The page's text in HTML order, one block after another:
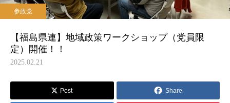
【県連】夏の党員倍増大作
戦‼
【県連】神谷宗幣代表
日に来福‼
参政党
【福島県連】地域政策ワークショップ（党員限
定）開催！！
2025.02.21
Post Share